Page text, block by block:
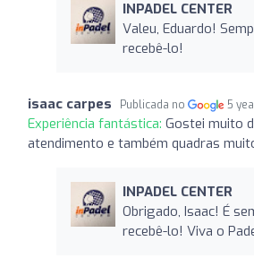
INPADEL CENTER
Valeu, Eduardo!
recebê-lo!
isaac carpes Publicada no 5
Experiência fantástica: Gostei muito
atendimento e também quadras
INPADEL CENTER
Obrigado, Isaac! É
recebê-lo! Viva o